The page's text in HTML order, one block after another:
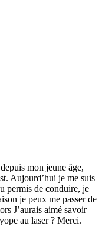
mon jeune âge,
Aujourd’hui je me suis
permis de conduire, je
je peux me passer de
J’aurais aimé savoir
au laser ? Merci.